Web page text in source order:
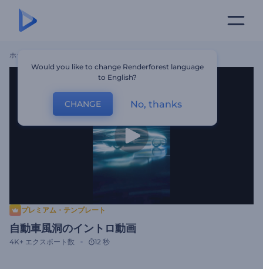
ホーム
プレミアム・テンプレート
自動車風洞のイントロ動画
4K+ エクスポート数 12 秒
Would you like to change Renderforest language
to English?
CHANGE No, thanks